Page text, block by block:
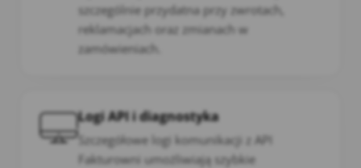
szczególnie przydatna przy zwrotach,
reklamacjach oraz zmianach w
zamówieniach.
Logi API i diagnostyka
Szczegółowe logi komunikacji z API
Fakturowni umożliwiają szybkie